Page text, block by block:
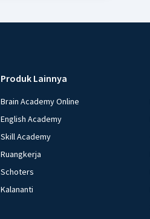
Produk Lainnya
Brain Academy Online
English Academy
Skill Academy
Ruangkerja
Schoters
Kalananti